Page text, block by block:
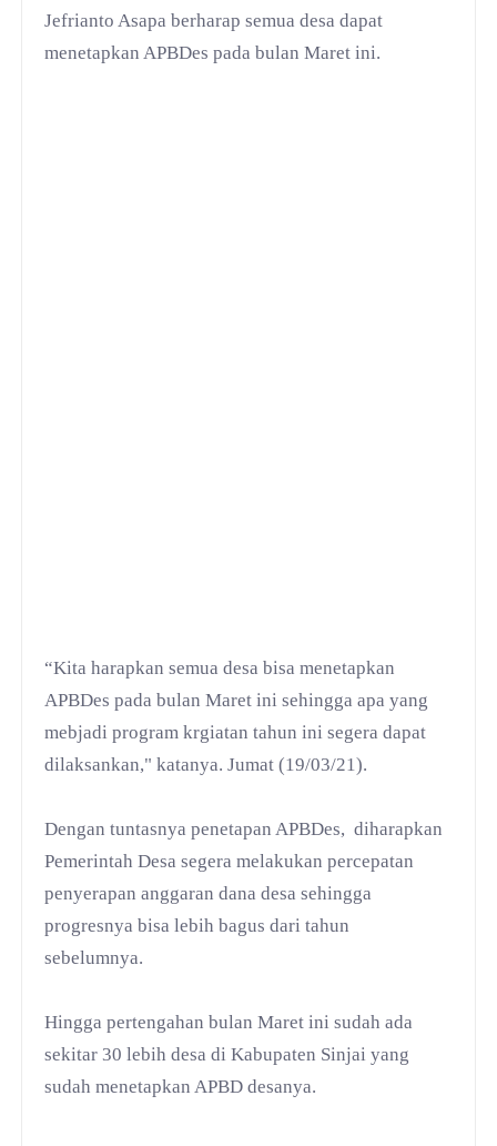
Jefrianto Asapa berharap semua desa dapat
menetapkan APBDes pada bulan Maret ini.
“Kita harapkan semua desa bisa menetapkan
APBDes pada bulan Maret ini sehingga apa yang
mebjadi program krgiatan tahun ini segera dapat
dilaksankan," katanya. Jumat (19/03/21).
Dengan tuntasnya penetapan APBDes, diharapkan
Pemerintah Desa segera melakukan percepatan
penyerapan anggaran dana desa sehingga
progresnya bisa lebih bagus dari tahun
sebelumnya.
Hingga pertengahan bulan Maret ini sudah ada
sekitar 30 lebih desa di Kabupaten Sinjai yang
sudah menetapkan APBD desanya.